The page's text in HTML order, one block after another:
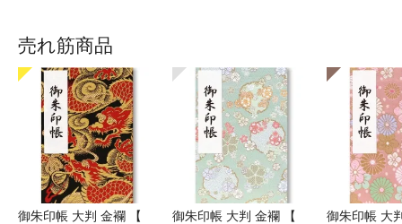
売れ筋商品
御朱印帳 大判 金襴 【
御朱印帳 大判 金襴 【
御朱印帳 大